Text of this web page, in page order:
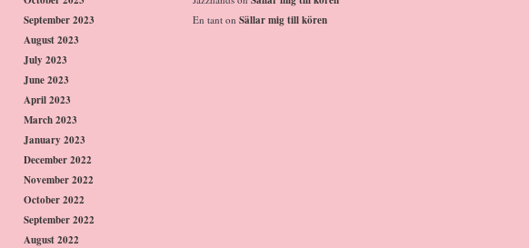
September 2023
August 2023
July 2023
June 2023
April 2023
March 2023
January 2023
December 2022
November 2022
October 2022
September 2022
August 2022
En tant on Sällar mig till kören